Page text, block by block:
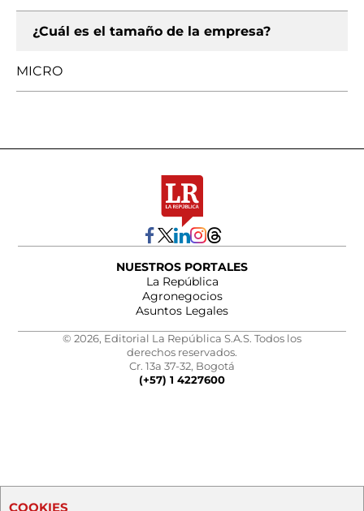
¿Cuál es el tamaño de la empresa?
MICRO
NUESTROS PORTALES
La República
Agronegocios
Asuntos Legales
© 2026, Editorial La República S.A.S. Todos los
derechos reservados.
Cr. 13a 37-32, Bogotá
(+57) 1 4227600
COOKIES